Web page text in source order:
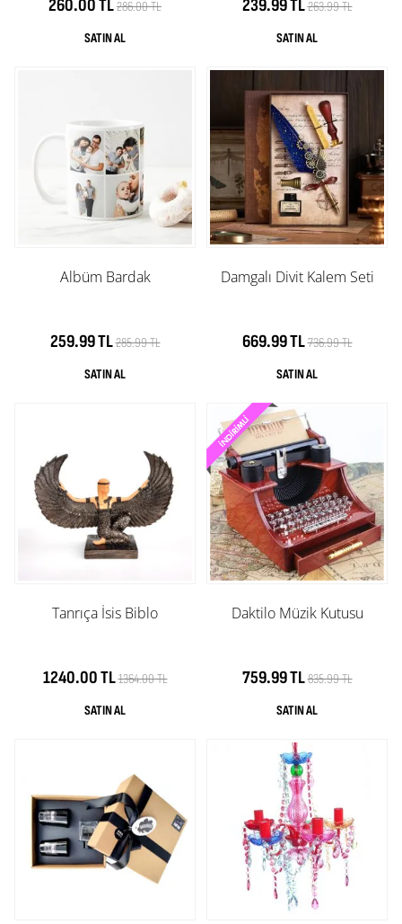
260.00 TL286.00 TL 239.99 TL263.99 TL
Albüm Bardak
259.99 TL285.99 TL
Damgalı Divit Kalem Seti
669.99 TL736.99 TL
Tanrıça İsis Biblo
1240.00 TL1364.00 TL
Daktilo Müzik Kutusu
759.99 TL835.99 TL